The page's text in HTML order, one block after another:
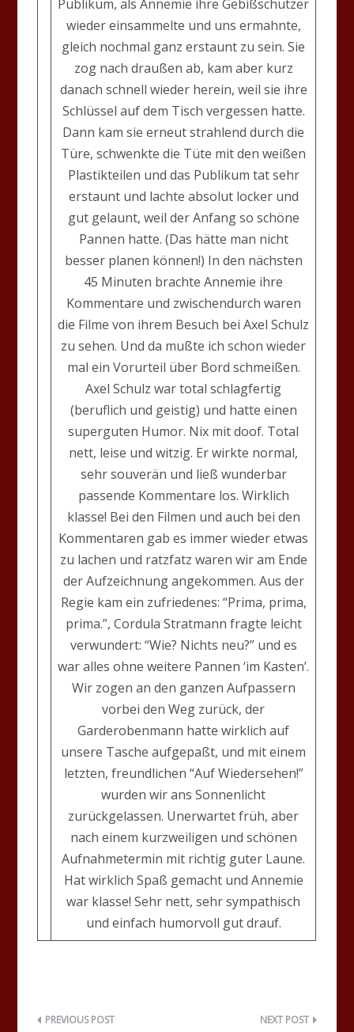
Publikum, als Annemie ihre Gebißschützer
wieder einsammelte und uns ermahnte,
gleich nochmal ganz erstaunt zu sein. Sie
zog nach draußen ab, kam aber kurz
danach schnell wieder herein, weil sie ihre
Schlüssel auf dem Tisch vergessen hatte.
Dann kam sie erneut strahlend durch die
Türe, schwenkte die Tüte mit den weißen
Plastikteilen und das Publikum tat sehr
erstaunt und lachte absolut locker und
gut gelaunt, weil der Anfang so schöne
Pannen hatte. (Das hätte man nicht
besser planen können!) In den nächsten
45 Minuten brachte Annemie ihre
Kommentare und zwischendurch waren
die Filme von ihrem Besuch bei Axel Schulz
zu sehen. Und da mußte ich schon wieder
mal ein Vorurteil über Bord schmeißen.
Axel Schulz war total schlagfertig
(beruflich und geistig) und hatte einen
superguten Humor. Nix mit doof. Total
nett, leise und witzig. Er wirkte normal,
sehr souverän und ließ wunderbar
passende Kommentare los. Wirklich
klasse! Bei den Filmen und auch bei den
Kommentaren gab es immer wieder etwas
zu lachen und ratzfatz waren wir am Ende
der Aufzeichnung angekommen. Aus der
Regie kam ein zufriedenes: “Prima, prima,
prima.”, Cordula Stratmann fragte leicht
verwundert: “Wie? Nichts neu?” und es
war alles ohne weitere Pannen ‘im Kasten’.
Wir zogen an den ganzen Aufpassern
vorbei den Weg zurück, der
Garderobenmann hatte wirklich auf
unsere Tasche aufgepaßt, und mit einem
letzten, freundlichen “Auf Wiedersehen!”
wurden wir ans Sonnenlicht
zurückgelassen. Unerwartet früh, aber
nach einem kurzweiligen und schönen
Aufnahmetermin mit richtig guter Laune.
Hat wirklich Spaß gemacht und Annemie
war klasse! Sehr nett, sehr sympathisch
und einfach humorvoll gut drauf.